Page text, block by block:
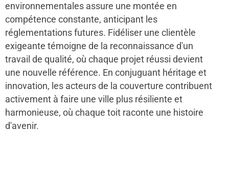
environnementales assure une montée en
compétence constante, anticipant les
réglementations futures. Fidéliser une clientèle
exigeante témoigne de la reconnaissance d'un
travail de qualité, où chaque projet réussi devient
une nouvelle référence. En conjuguant héritage et
innovation, les acteurs de la couverture contribuent
activement à faire une ville plus résiliente et
harmonieuse, où chaque toit raconte une histoire
d'avenir.